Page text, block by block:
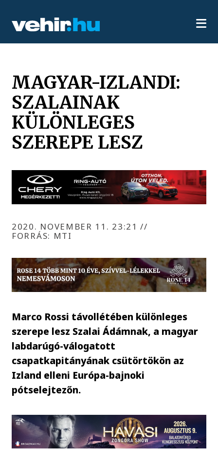
MAGYAR-IZLANDI:
SZALAINAK
KÜLÖNLEGES
SZEREPE LESZ
2020. NOVEMBER 11. 23:21//
FORRÁS: MTI
Marco Rossi távollétében különleges
szerepe lesz Szalai Ádámnak, a magyar
labdarúgó-válogatott
csapatkapitányának csütörtökön az
Izland elleni Európa-bajnoki
pótselejtezőn.